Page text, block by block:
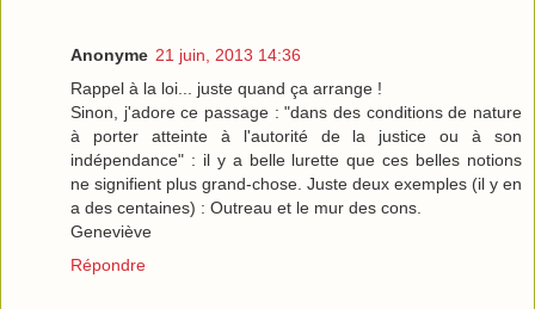
Anonyme 21 juin, 2013 14:36
Rappel à la loi... juste quand ça arrange !
Sinon, j'adore ce passage : "dans des conditions de nature
à porter atteinte à l'autorité de la justice ou à son
indépendance" : il y a belle lurette que ces belles notions
ne signifient plus grand-chose. Juste deux exemples (il y en
a des centaines) : Outreau et le mur des cons.
Geneviève
Répondre